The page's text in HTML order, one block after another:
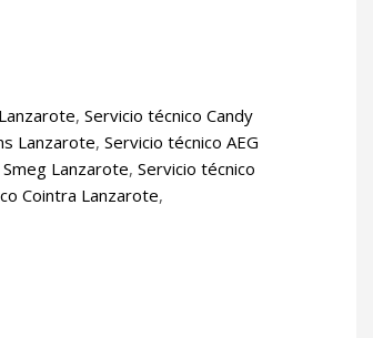
, Servicio técnico Candy
Lanzarote, Servicio técnico AEG
Lanzarote, Servicio técnico
Cointra Lanzarote,